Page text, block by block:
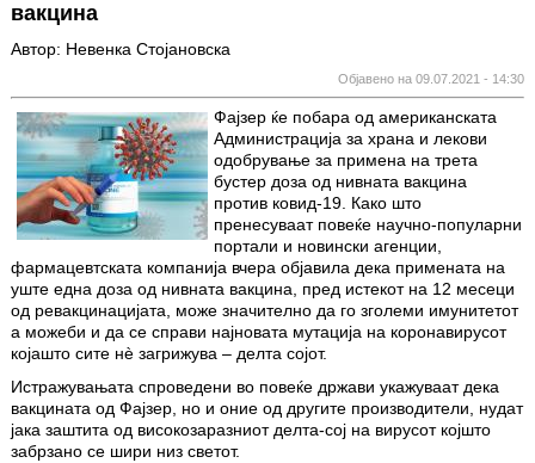
вакцина
Автор: Невенка Стојановска
Објавено на 09.07.2021 - 14:30
Фајзер ќе побара од американската
Администрација за храна и лекови
одобрување за примена на трета
бустер доза од нивната вакцина
против ковид-19. Како што
пренесуваат повеќе научно-популарни
портали и новински агенции,
фармацевтската компанија вчера објавила дека примената на
уште една доза од нивната вакцина, пред истекот на 12 месеци
од ревакцинацијата, може значително да го зголеми имунитетот
а можеби и да се справи најновата мутација на коронавирусот
којашто сите нè загрижува – делта сојот.
Истражувањата спроведени во повеќе држави укажуваат дека
вакцината од Фајзер, но и оние од другите производители, нудат
јака заштита од високозаразниот делта-сој на вирусот којшто
забрзано се шири низ светот.